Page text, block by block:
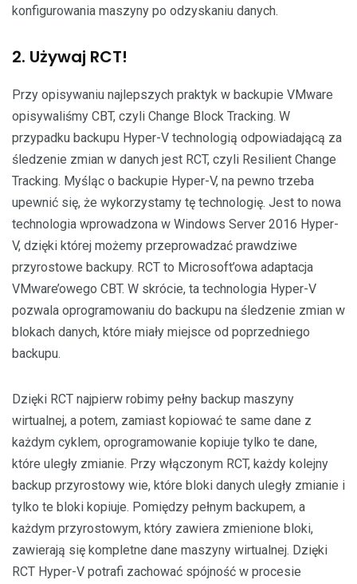
konfigurowania maszyny po odzyskaniu danych.
2. Używaj RCT!
Przy opisywaniu najlepszych praktyk w backupie VMware
opisywaliśmy CBT, czyli Change Block Tracking. W
przypadku backupu Hyper-V technologią odpowiadającą za
śledzenie zmian w danych jest RCT, czyli Resilient Change
Tracking. Myśląc o backupie Hyper-V, na pewno trzeba
upewnić się, że wykorzystamy tę technologię. Jest to nowa
technologia wprowadzona w Windows Server 2016 Hyper-
V, dzięki której możemy przeprowadzać prawdziwe
przyrostowe backupy. RCT to Microsoft’owa adaptacja
VMware’owego CBT. W skrócie, ta technologia Hyper-V
pozwala oprogramowaniu do backupu na śledzenie zmian w
blokach danych, które miały miejsce od poprzedniego
backupu.
Dzięki RCT najpierw robimy pełny backup maszyny
wirtualnej, a potem, zamiast kopiować te same dane z
każdym cyklem, oprogramowanie kopiuje tylko te dane,
które uległy zmianie. Przy włączonym RCT, każdy kolejny
backup przyrostowy wie, które bloki danych uległy zmianie i
tylko te bloki kopiuje. Pomiędzy pełnym backupem, a
każdym przyrostowym, który zawiera zmienione bloki,
zawierają się kompletne dane maszyny wirtualnej. Dzięki
RCT Hyper-V potrafi zachować spójność w procesie